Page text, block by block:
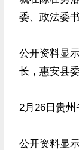
委、政法委
公开资料显
长，惠安县
2月26日贵州
公开资料显